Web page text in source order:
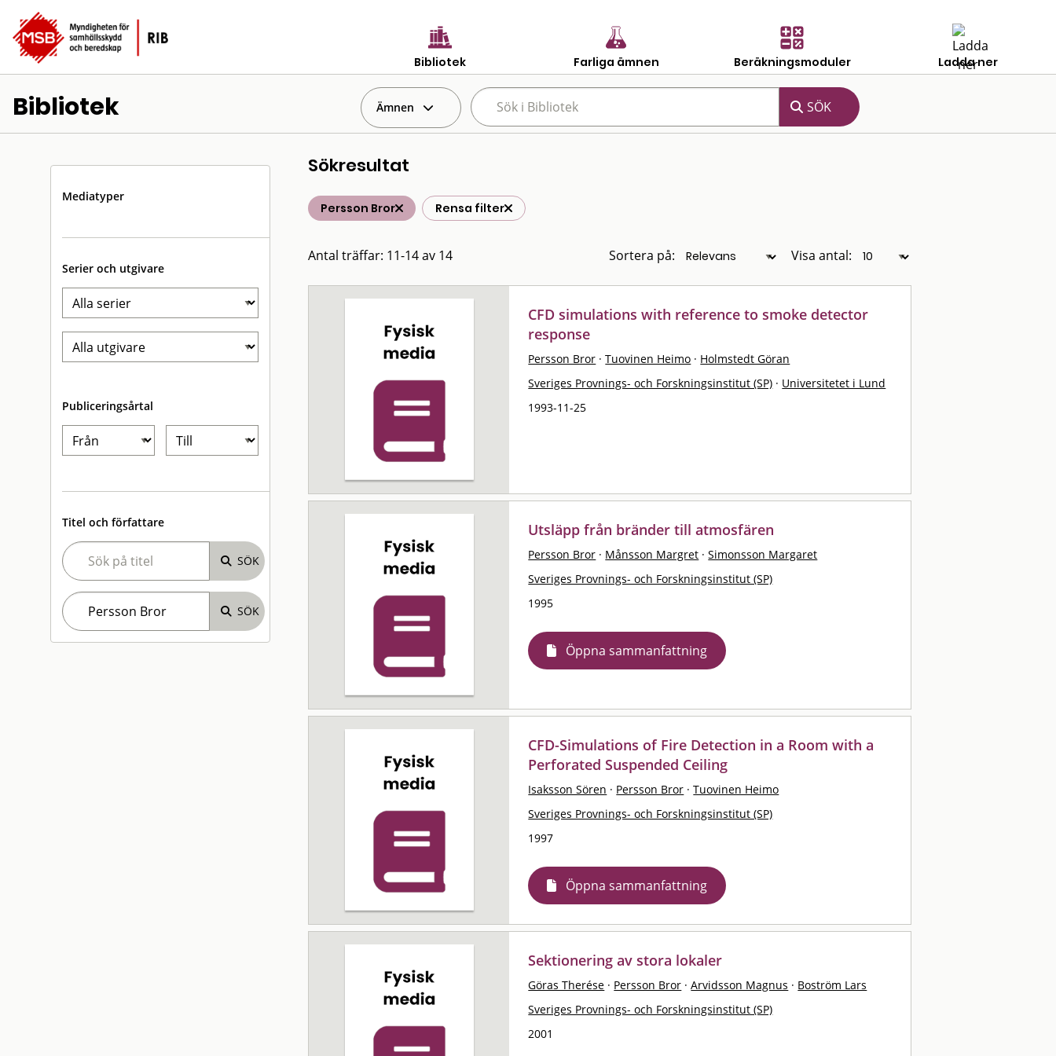
Bibliotek Farliga ämnen Beräkningsmoduler Ladda ner
Bibliotek Ämnen
Mediatyper
Serier och utgivare
Publiceringsårtal
Titel och författare
Sökresultat
Persson Bror Rensa filter
Antal träffar: 11-14 av 14 Sortera på: Visa antal:
CFD simulations with reference to smoke detector
response
Persson Bror · Tuovinen Heimo · Holmstedt Göran
Sveriges Provnings- och Forskningsinstitut (SP) · Universitetet i Lund
1993-11-25
Utsläpp från bränder till atmosfären
Persson Bror · Månsson Margret · Simonsson Margaret
Sveriges Provnings- och Forskningsinstitut (SP)
1995
Öppna sammanfattning
CFD-Simulations of Fire Detection in a Room with a
Perforated Suspended Ceiling
Isaksson Sören · Persson Bror · Tuovinen Heimo
Sveriges Provnings- och Forskningsinstitut (SP)
1997
Öppna sammanfattning
Sektionering av stora lokaler
Göras Therése · Persson Bror · Arvidsson Magnus · Boström Lars
Sveriges Provnings- och Forskningsinstitut (SP)
2001